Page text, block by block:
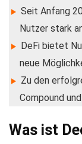
Seit Anfang
Nutzer stark
DeFi bietet
neue
Zu den
Compound
Was ist